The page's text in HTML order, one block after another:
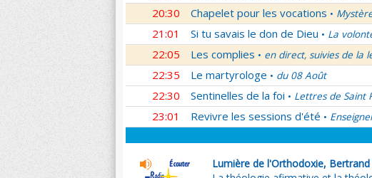
20:30 Chapelet pour les vocations •
21:01 Si tu savais le don de Dieu • La
22:05 Les complies • en direct, suivies de la
22:35 Le martyrologe • du 08 Août
22:30 Sentinelles de la foi • Lettres de Saint
23:01 Revivre les sessions d'été •
Lumière de l'Orthodoxie, Bertrand